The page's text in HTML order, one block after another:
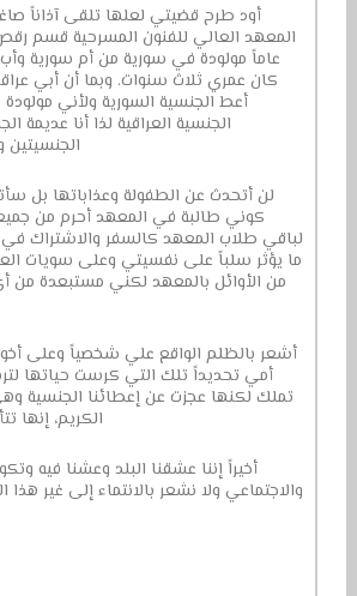
أود طرح قضيتي لعلها تلقى آذاناً
عاماً مولودة في سورية من أم سورية
كان عمري ثلاث سنوات. وبما أن أبي
أعط الجنسية السورية ولأني
الجنسية العراقية لذا أنا عديمة
لن أتحدث عن الطفولة وعذاباتها بل
كوني طالبة في المعهد أحرم من
لباقي طلاب المعهد كالسفر والاشتراك
ما يؤثر سلباً على نفسيتي وعلى سويات
من الأوائل بالمعهد لكني مستبعدة من
أشعر بالظلم الواقع علي شخصياً وعلى
أمي تحديداً تلك التي كرست حياتها
تملك لكنها عجزت عن إعطائنا الجنسية
الكريم، إنها
أخيراً إننا عشقنا البلد وعشنا فيه
والاجتماعي ولا نشعر بالانتماء إلى غير هذا